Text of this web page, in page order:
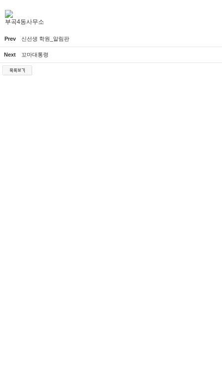
부곡4동사무소
Prev 신선생 학원_알림판
Next 꼬마대통령